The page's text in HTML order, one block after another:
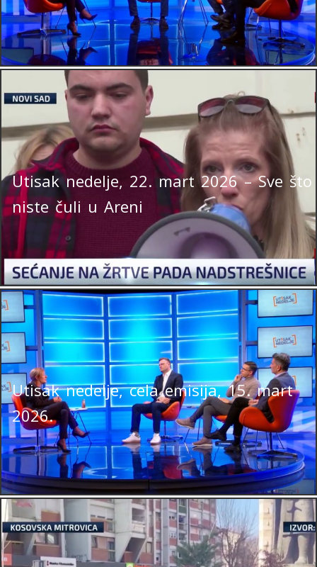
Utisak nedelje, 22. mart 2026 – Sve što
niste čuli u Areni
Utisak nedelje, cela emisija, 15. mart
2026.